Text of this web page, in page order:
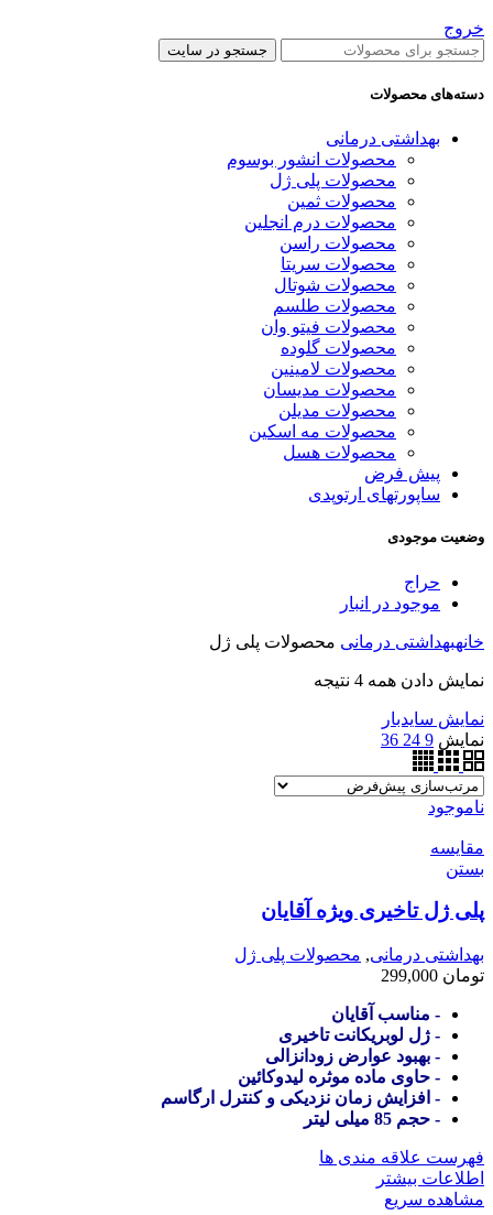
خروج
جستجو در سایت
دسته‌های محصولات
بهداشتی درمانی
محصولات انشور بوسوم
محصولات پلی ژل
محصولات ثمین
محصولات درم انجلین
محصولات راسن
محصولات سریتا
محصولات شوتال
محصولات طلسم
محصولات فیتو وان
محصولات گلوده
محصولات لامینین
محصولات مدیسان
محصولات مدیلن
محصولات مه اسکین
محصولات هسل
پیش فرض
ساپورتهای ارتوپدی
وضعیت موجودی
حراج
موجود در انبار
خانهبهداشتی درمانی محصولات پلی ژل
نمایش دادن همه 4 نتیجه
نمایش سایدبار
نمایش 9
24
36
ناموجود
مقایسه
بستن
پلی ژل تاخیری ویژه آقایان
بهداشتی درمانی, محصولات پلی ژل
تومان
- مناسب آقایان
- ژل لوبریکانت تاخیری
- بهبود عوارض زودانزالی
- حاوی ماده موثره لیدوکائین
- افزایش زمان نزدیکی و کنترل ارگاسم
- حجم 85 میلی لیتر
فهرست علاقه مندی ها
اطلاعات بیشتر
مشاهده سریع